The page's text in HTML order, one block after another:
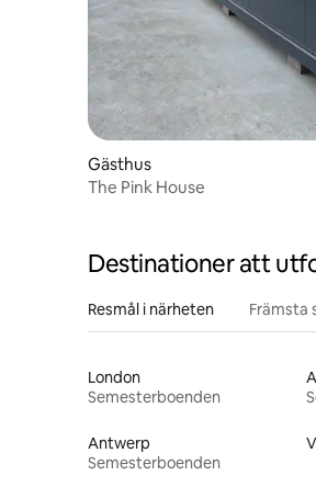
Gästhus
The Pink House
Destinationer att
Resmål i närheten Främsta
London
Semesterboenden
Antwerp
Semesterboenden